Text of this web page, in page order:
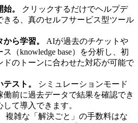
。
クリックするだけでヘルプデ
きる、真のセルフサービス型ツール
ら学習。
AIが過去のチケットや
（knowledge base）を分析し、初
ドのトーンに合わせた対応が可能で
スト。
シミュレーションモード
働前に過去データで結果を確認でき
して導入できます。
複雑な「解決ごと」の手数料はな